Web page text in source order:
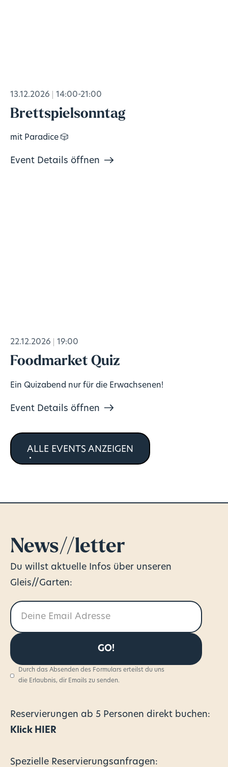
13.12.2026 14:00-21:00
Brettspielsonntag
mit Paradice 🎲
Event Details öffnen
22.12.2026 19:00
Foodmarket Quiz
Ein Quizabend nur für die Erwachsenen!
Event Details öffnen
ALLE EVENTS ANZEIGEN
News//letter
Du willst aktuelle Infos über unseren
Gleis//Garten:
Durch das Absenden des Formulars erteilst du uns
die Erlaubnis, dir Emails zu senden.
Reservierungen ab 5 Personen direkt buchen:
Klick HIER
Spezielle Reservierungsanfragen: